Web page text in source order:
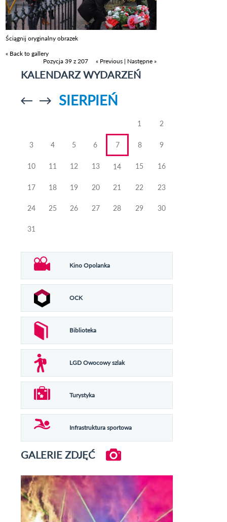
Ściągnij oryginalny obrazek
« Back to gallery
Pozycja 39 z 207
« Previous | Następne »
KALENDARZ WYDARZEŃ
Przejdź doPrzejdź do
SIERPIEŃ
1 2
3 4 5 6 7 8 9
10 11 12 13 14 15 16
17 18 19 20 21 22 23
24 25 26 27 28 29 30
31
Kino Opolanka
OCK
Biblioteka
LGD Owocowy szlak
Turystyka
Infrastruktura sportowa
GALERIE ZDJĘĆ